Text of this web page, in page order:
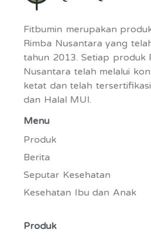
Fitbumin merupakan
Rimba Nusantara yang
tahun 2013. Setiap produk
Nusantara telah melalui
ketat dan telah
dan Halal MUI.
Menu
Produk
Berita
Seputar Kesehatan
Kesehatan Ibu dan Anak
Produk